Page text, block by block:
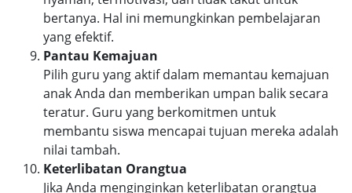
bertanya. Hal ini memungkinkan pembelajaran
yang efektif.
Pantau Kemajuan
Pilih guru yang aktif dalam memantau kemajuan
anak Anda dan memberikan umpan balik secara
teratur. Guru yang berkomitmen untuk
membantu siswa mencapai tujuan mereka adalah
nilai tambah.
Keterlibatan Orangtua
Jika Anda menginginkan keterlibatan orangtua